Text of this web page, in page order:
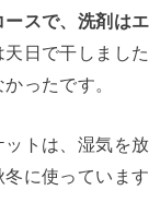
スで、洗剤は
天日で干しまし
ったです。
トは、湿気を
に使っています